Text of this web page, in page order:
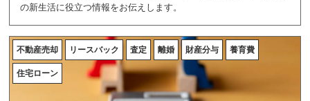
の新生活に役立つ情報をお伝えします。
不動産売却 リースバック 査定 離婚 財産分与 養育費
住宅ローン